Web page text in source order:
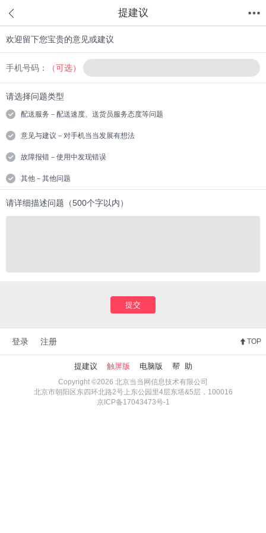
提建议
欢迎留下您宝贵的意见或建议
手机号码： （可选）
请选择问题类型
配送服务－配送速度、送货员服务态度等问题
意见与建议－对手机当当发展有想法
故障报错－使用中发现错误
其他－其他问题
请详细描述问题（500个字以内）
提交
登录 注册 TOP
提建议 触屏版 电脑版 帮 助
Copyright ©2026 北京当当网信息技术有限公司
北京市朝阳区东四环北路2号上东公园里4层东塔&5层，100016
京ICP备17043473号-1